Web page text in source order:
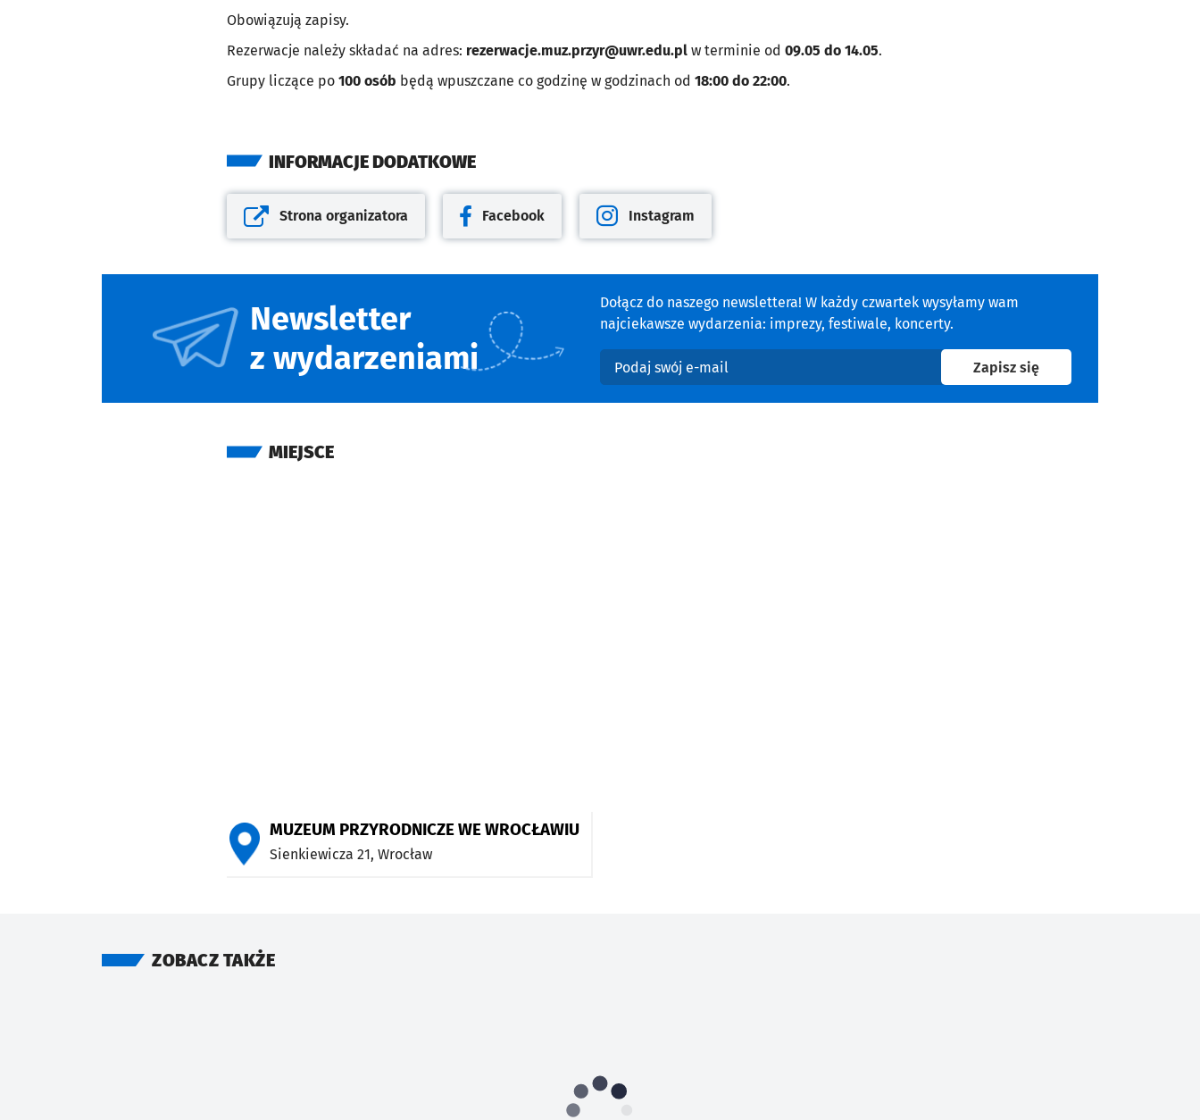
Obowiązują zapisy.
Rezerwacje należy składać na adres: rezerwacje.muz.przyr@uwr.edu.pl w terminie od 09.05 do 14.05.
Grupy liczące po 100 osób będą wpuszczane co godzinę w godzinach od 18:00 do 22:00.
INFORMACJE DODATKOWE
Otwiera się w nowej karcie
Strona organizatora
Otwiera się w nowej karcie
Facebook
Otwiera się w nowej karcie
Instagram
Newsletter
z wydarzeniami
Dołącz do naszego newslettera! W każdy czwartek wysyłamy wam
najciekawsze wydarzenia: imprezy, festiwale, koncerty.
Podaj swój e-mail
Zapisz sięna newsletter
MIEJSCE
MUZEUM PRZYRODNICZE WE WROCŁAWIU
Sienkiewicza 21, Wrocław
ZOBACZ TAKŻE